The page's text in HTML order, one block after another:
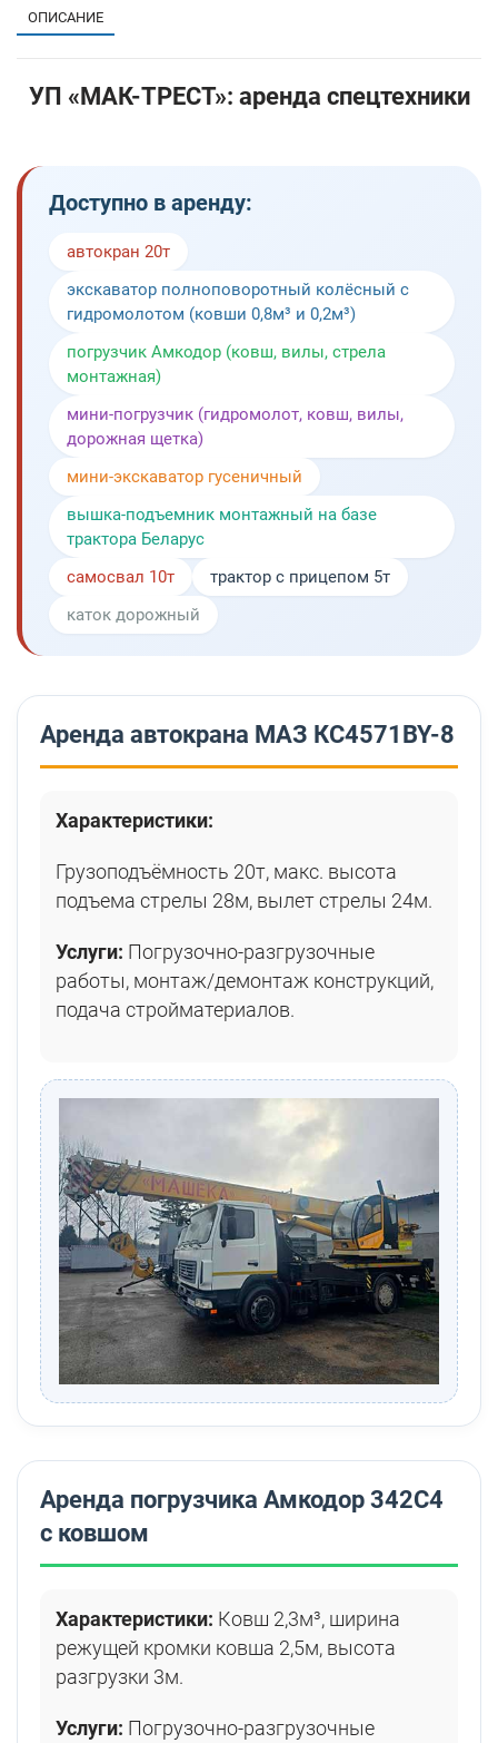
ОПИСАНИЕ
УП «МАК-ТРЕСТ»: аренда спецтехники
Доступно в аренду:
автокран 20т
экскаватор полноповоротный колёсный с
гидромолотом (ковши 0,8м³ и 0,2м³)
погрузчик Амкодор (ковш, вилы, стрела
монтажная)
мини-погрузчик (гидромолот, ковш, вилы,
дорожная щетка)
мини-экскаватор гусеничный
вышка-подъемник монтажный на базе
трактора Беларус
самосвал 10т
трактор с прицепом 5т
каток дорожный
Аренда автокрана МАЗ КС4571BY-8
Характеристики:
Грузоподъёмность 20т, макс. высота
подъема стрелы 28м, вылет стрелы 24м.
Услуги: Погрузочно-разгрузочные
работы, монтаж/демонтаж конструкций,
подача стройматериалов.
Аренда погрузчика Амкодор 342С4
с ковшом
Характеристики: Ковш 2,3м³, ширина
режущей кромки ковша 2,5м, высота
разгрузки 3м.
Услуги: Погрузочно-разгрузочные